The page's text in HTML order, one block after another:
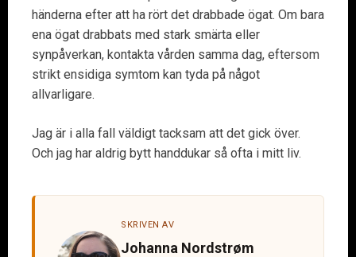
händerna efter att ha rört det drabbade ögat. Om bara
ena ögat drabbats med stark smärta eller
synpåverkan, kontakta vården samma dag, eftersom
strikt ensidiga symtom kan tyda på något
allvarligare.
Jag är i alla fall väldigt tacksam att det gick över.
Och jag har aldrig bytt handdukar så ofta i mitt liv.
SKRIVEN AV
Johanna Nordstrøm